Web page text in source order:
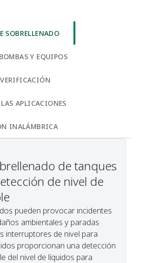
SOBRELLENADO
Y EQUIPOS
APLICACIONES
INALÁMBRICA
de tanques
de nivel de
pueden provocar incidentes
ambientales y paradas
interruptores de nivel para
proporcionan una detección
del nivel de líquidos para